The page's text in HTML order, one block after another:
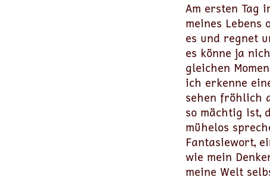
Am ersten Tag
meines
es und regnet
es könne ja
gleichen
ich erkenne
sehen fröhlich
so mächtig ist,
mühelos
Fantasiewort,
wie mein
meine Welt